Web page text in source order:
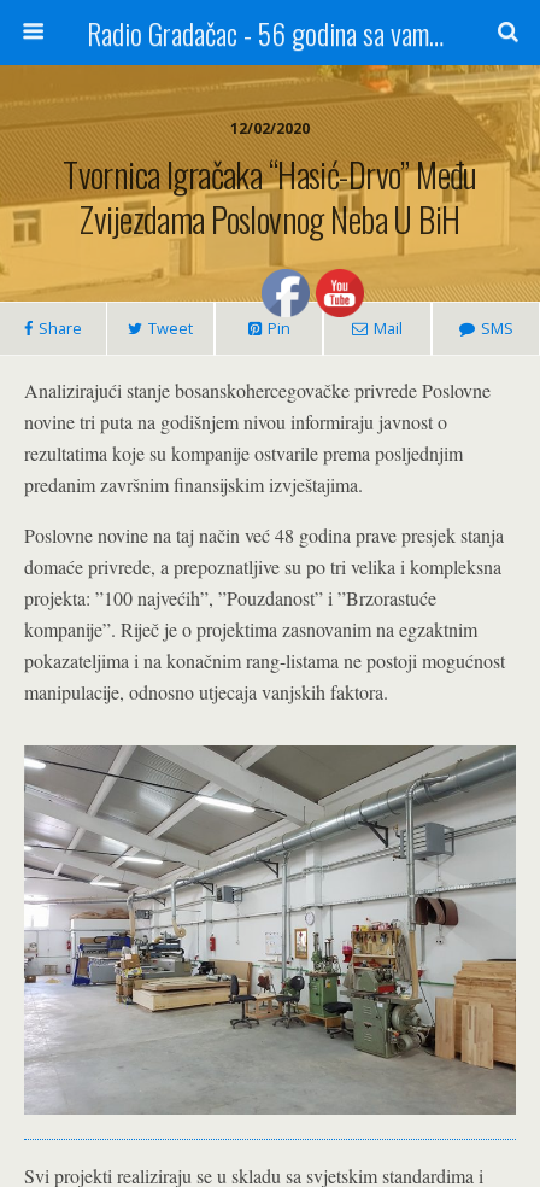
Radio Gradačac - 56 godina sa vama...
12/02/2020
Tvornica Igračaka “Hasić-Drvo” Među
Zvijezdama Poslovnog Neba U BiH
Share Tweet Pin Mail SMS
Analizirajući stanje bosanskohercegovačke privrede Poslovne
novine tri puta na godišnjem nivou informiraju javnost o
rezultatima koje su kompanije ostvarile prema posljednjim
predanim završnim finansijskim izvještajima.
Poslovne novine na taj način već 48 godina prave presjek stanja
domaće privrede, a prepoznatljive su po tri velika i kompleksna
projekta: ”100 najvećih”, ”Pouzdanost” i ”Brzorastuće
kompanije”. Riječ je o projektima zasnovanim na egzaktnim
pokazateljima i na konačnim rang-listama ne postoji mogućnost
manipulacije, odnosno utjecaja vanjskih faktora.
Svi projekti realiziraju se u skladu sa svjetskim standardima i